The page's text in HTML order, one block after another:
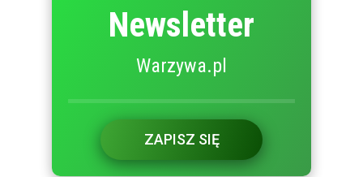
Newsletter
Warzywa.pl
ZAPISZ SIĘ